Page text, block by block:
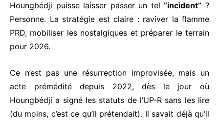
Houngbédji puisse laisser passer un tel“incident” ?
Personne. La stratégie est claire : raviver la flamme
PRD, mobiliser les nostalgiques et préparer le terrain
pour 2026.
Ce n’est pas une résurrection improvisée, mais un
acte prémédité depuis 2022, dès le jour où
Houngbédji a signé les statuts de l’UP-R sans les lire
(du moins, c’est ce qu’il prétendait). Il savait déjà qu’il